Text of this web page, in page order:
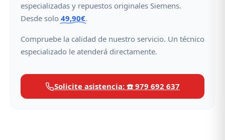
especializadas y repuestos originales Siemens.
Desde solo 49,90€.
Compruebe la calidad de nuestro servicio. Un técnico
especializado le atenderá directamente.
Solicite asistencia: ☎️ 979 692 637